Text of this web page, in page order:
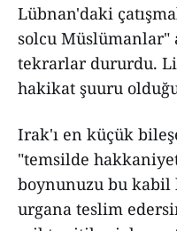
Lübnan'daki
solcu Müslümanlar"
tekrarlar dururdu.
hakikat şuuru
Irak'ı en küçük
"temsilde
boynunuzu bu
urgana teslim